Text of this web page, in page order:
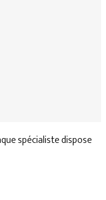
spécialiste dispose